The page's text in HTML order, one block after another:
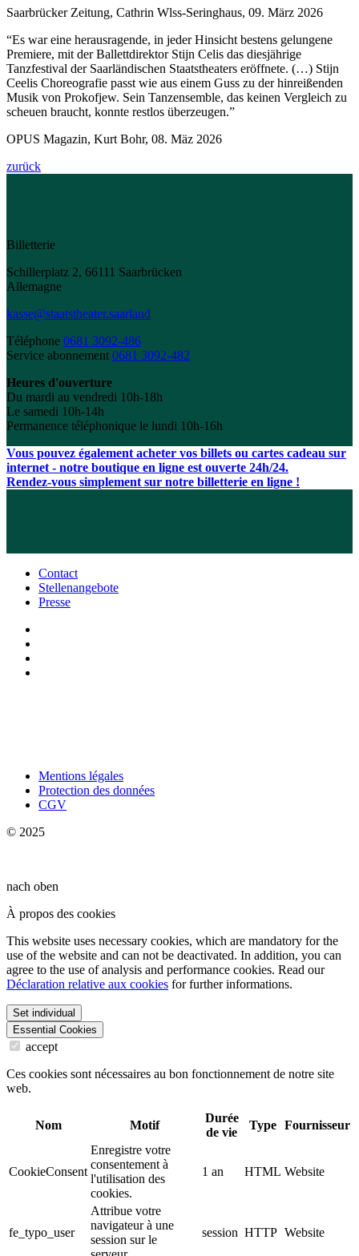
Saarbrücker Zeitung, Cathrin Wlss-Seringhaus, 09. März 2026
“Es war eine herausragende, in jeder Hinsicht bestens gelungene
Premiere, mit der Ballettdirektor Stijn Celis das diesjährige
Tanzfestival der Saarländischen Staatstheaters eröffnete. (…) Stijn
Ceelis Choreografie passt wie aus einem Guss zu der hinreißenden
Musik von Prokofjew. Sein Tanzensemble, das keinen Vergleich zu
scheuen braucht, konnte restlos überzeugen.”
OPUS Magazin, Kurt Bohr, 08. Mäz 2026
zurück
Billetterie
Schillerplatz 2, 66111 Saarbrücken
Allemagne
kasse@staatstheater.saarland
Téléphone 0681 3092-486
Service abonnement 0681 3092-482
Heures d'ouverture
Du mardi au vendredi 10h-18h
Le samedi 10h-14h
Permanence téléphonique le lundi 10h-16h
Vous pouvez également acheter vos billets ou cartes cadeau sur
internet - notre boutique en ligne est ouverte 24h/24.
Rendez-vous simplement sur notre billetterie en ligne !
Contact
Stellenangebote
Presse
Mentions légales
Protection des données
CGV
© 2025
nach oben
À propos des cookies
This website uses necessary cookies, which are mandatory for the
use of the website and can not be deactivated. In addition, you can
agree to the use of analysis and performance cookies. Read our
Déclaration relative aux cookies for further informations.
Set individual
Essential Cookies
accept
Ces cookies sont nécessaires au bon fonctionnement de notre site
web.
Nom Motif
Durée
de vie
Type Fournisseur
CookieConsent
Enregistre votre
consentement à
l'utilisation des
cookies.
1 an HTML Website
fe_typo_user
Attribue votre
navigateur à une
session sur le
session HTTP Website